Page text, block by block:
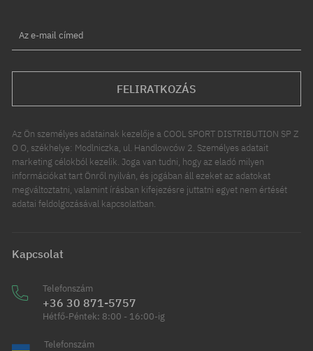
Az e-mail címed
FELIRATKOZÁS
Az Ön személyes adatainak kezelője a COOL SPORT DISTRIBUTION SP Z
O O, székhelye: Modlniczka, ul. Handlowców 2. Személyes adatait
marketing célokból kezelik. Joga van tudni, hogy az eladó milyen
információkat tart Önről nyilván, és jogában áll ezeket az adatokat
megváltoztatni, valamint írásban kifejezésre juttatni egyet nem értését
adatai feldolgozásával kapcsolatban.
Kapcsolat
Telefonszám
+36 30 871-5757
Hétfő-Péntek: 8:00 - 16:00-ig
Telefonszám